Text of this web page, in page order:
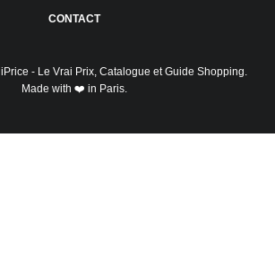
CONTACT
iPrice - Le Vrai Prix, Catalogue et Guide Shopping.
Made with ❤️ in Paris.